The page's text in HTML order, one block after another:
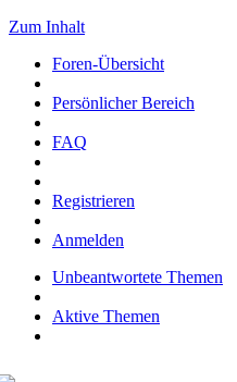
Zum Inhalt
Foren-Übersicht
Persönlicher Bereich
FAQ
Registrieren
Anmelden
Unbeantwortete Themen
Aktive Themen